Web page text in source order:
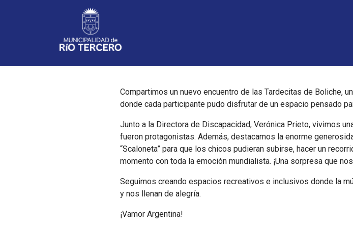
Compartimos un nuevo encuentro de las Tardecitas de Boliche,
donde cada participante pudo disfrutar de un espacio pensado
Junto a la Directora de Discapacidad, Verónica Prieto, vivimos
fueron protagonistas. Además, destacamos la enorme
“Scaloneta” para que los chicos pudieran subirse, hacer un
momento con toda la emoción mundialista. ¡Una sorpresa que
Seguimos creando espacios recreativos e inclusivos donde la
y nos llenan de alegría.
¡Vamor Argentina!